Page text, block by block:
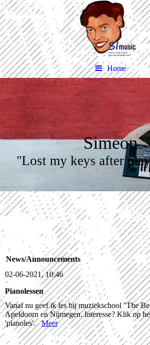
Home
Simeon
''Lost my keys after
News/Announcements
02-06-2021, 10:46
Pianolessen
Vanaf nu geef ik les bij muziekschool ''The
Apeldoorn en Nijmegen. Interesse? Klik op
'pianoles'.Meer